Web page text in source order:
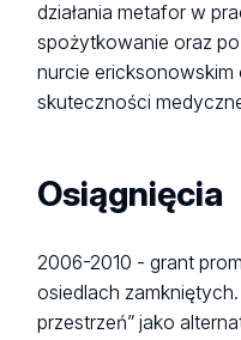
działania metafor w
spożytkowanie oraz
nurcie
skuteczności
Osiągnięcia
2006-2010 - grant
osiedlach
przestrzeń” jako